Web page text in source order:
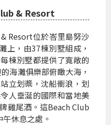
& Resort
Resort位於峇里島努沙
，由37棟別墅組成，
棟別墅都提供了寬敞的
海灘俱樂部俯瞰大海，
立划槳，沈船衝浪，划
人垂涎的國際和當地美
雞尾酒。這Beach Club
休息之處。